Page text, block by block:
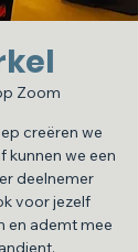
Zoom
creëren we
kunnen we een
deelnemer
voor jezelf
en ademt mee